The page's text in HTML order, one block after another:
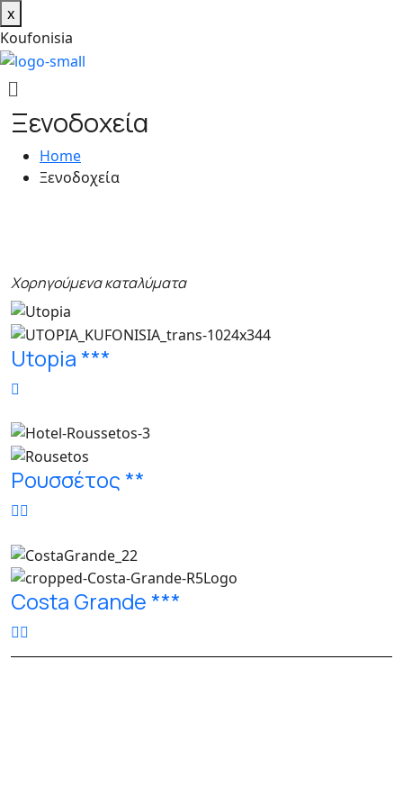
x
Koufonisia
Ξενοδοχεία
Home
Ξενοδοχεία
Χορηγούμενα καταλύματα
Utopia ***
Ρουσσέτος **
Costa Grande ***